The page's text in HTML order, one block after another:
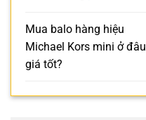
Mua balo hàng hiệu
Michael Kors mini ở đâu
giá tốt?